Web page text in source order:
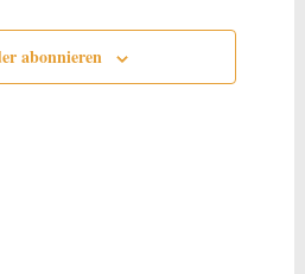
abonnieren